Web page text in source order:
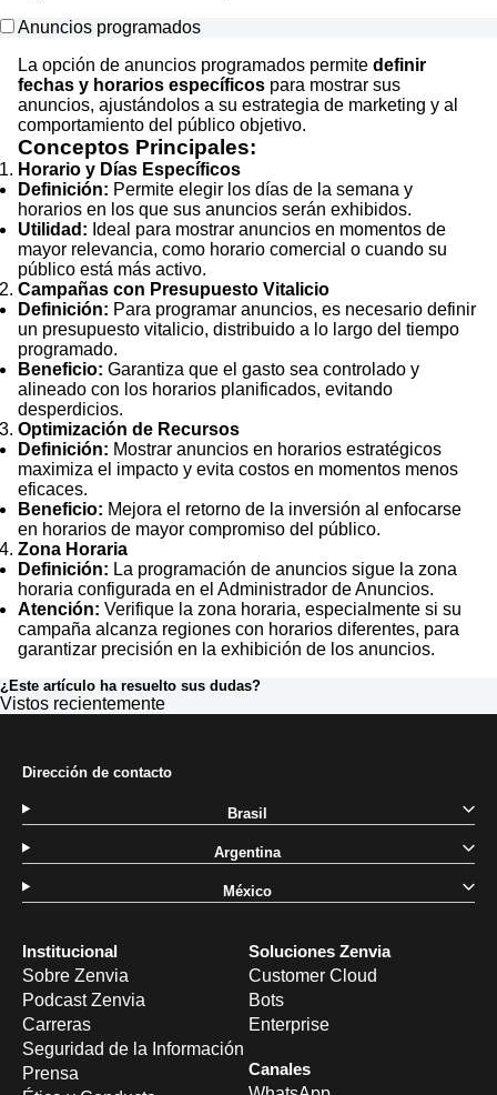
Anuncios programados
La opción de anuncios programados permite definir
fechas y horarios específicos para mostrar sus
anuncios, ajustándolos a su estrategia de marketing y al
comportamiento del público objetivo.
Conceptos Principales:
Horario y Días Específicos
Definición: Permite elegir los días de la semana y
horarios en los que sus anuncios serán exhibidos.
Utilidad: Ideal para mostrar anuncios en momentos de
mayor relevancia, como horario comercial o cuando su
público está más activo.
Campañas con Presupuesto Vitalicio
Definición: Para programar anuncios, es necesario definir
un presupuesto vitalicio, distribuido a lo largo del tiempo
programado.
Beneficio: Garantiza que el gasto sea controlado y
alineado con los horarios planificados, evitando
desperdicios.
Optimización de Recursos
Definición: Mostrar anuncios en horarios estratégicos
maximiza el impacto y evita costos en momentos menos
eficaces.
Beneficio: Mejora el retorno de la inversión al enfocarse
en horarios de mayor compromiso del público.
Zona Horaria
Definición: La programación de anuncios sigue la zona
horaria configurada en el Administrador de Anuncios.
Atención: Verifique la zona horaria, especialmente si su
campaña alcanza regiones con horarios diferentes, para
garantizar precisión en la exhibición de los anuncios.
¿Este artículo ha resuelto sus dudas?
Vistos recientemente
Institucional
Sobre Zenvia
Podcast Zenvia
Carreras
Seguridad de la Información
Prensa
Soluciones Zenvia
Customer Cloud
Bots
Enterprise
Canales
Dirección de contacto
Brasil
Argentina
México